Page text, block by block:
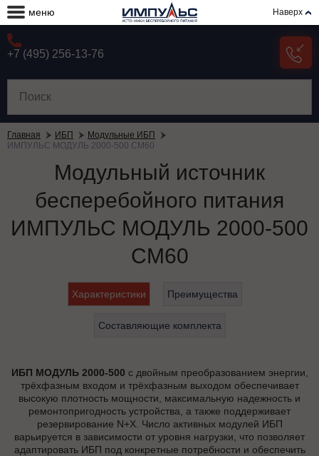
меню Наверх
+7 (495) 256-13-76
Главная ИБП
Модульные ИБП
ИМПУЛЬС МОДУЛЬ 2000-500 СМ60
Модульный источник
бесперебойного питания
ИМПУЛЬС МОДУЛЬ 2000-500
СМ60
Характеристики Преимущества
Составляющие комплекта
ИБП МОДУЛЬ 2000-500 с двойным преобразованием энергии,
трёхфазным входом и трёхфазным выходом обеспечивает
высокую плотность мощности, максимальную надежность и
ремонтопригодность устройства, а также поддерживает
резервирование N+X. Число активных модулей ИБП
варьируется в зависимости от уровня нагрузки, что позволяет
адаптировать ИБП под конкретные потребности и обеспечить